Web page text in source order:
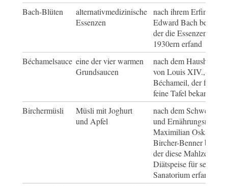
Bach-Blüten
alternativmedizinische
Essenzen
nach ihrem Erfinder
Edward Bach benannt,
der die Essenzen in
1930ern erfand
Béchamelsauce eine der vier warmen
Grundsaucen
nach dem
von Louis XIV., Louis
Béchameil, der für
feine Tafel bekannt war
Birchermüsli
Müsli mit Joghurt
und Apfel
nach dem Schweizer
und
Maximilian Oskar
Bircher-Benner
der diese Mahlzeit als
Diätspeise für sein
Sanatorium erfand